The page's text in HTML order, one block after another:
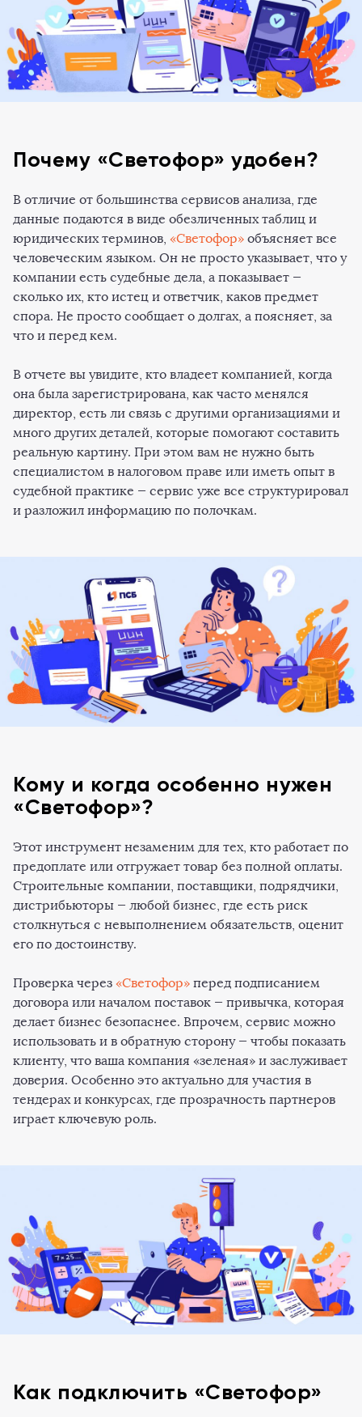
Почему «Светофор» удобен?
В отличие от большинства сервисов анализа, где
данные подаются в виде обезличенных таблиц и
юридических терминов, «Светофор» объясняет все
человеческим языком. Он не просто указывает, что у
компании есть судебные дела, а показывает —
сколько их, кто истец и ответчик, каков предмет
спора. Не просто сообщает о долгах, а поясняет, за
что и перед кем.
В отчете вы увидите, кто владеет компанией, когда
она была зарегистрирована, как часто менялся
директор, есть ли связь с другими организациями и
много других деталей, которые помогают составить
реальную картину. При этом вам не нужно быть
специалистом в налоговом праве или иметь опыт в
судебной практике — сервис уже все структурировал
и разложил информацию по полочкам.
Кому и когда особенно нужен
«Светофор»?
Этот инструмент незаменим для тех, кто работает по
предоплате или отгружает товар без полной оплаты.
Строительные компании, поставщики, подрядчики,
дистрибьюторы — любой бизнес, где есть риск
столкнуться с невыполнением обязательств, оценит
его по достоинству.
Проверка через «Светофор» перед подписанием
договора или началом поставок — привычка, которая
делает бизнес безопаснее. Впрочем, сервис можно
использовать и в обратную сторону — чтобы показать
клиенту, что ваша компания «зеленая» и заслуживает
доверия. Особенно это актуально для участия в
тендерах и конкурсах, где прозрачность партнеров
играет ключевую роль.
Как подключить «Светофор»